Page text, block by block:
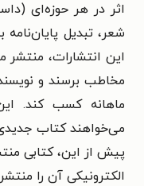
اثر در هر حوزه‌ای
شعر، تبدیل
این انتشارات،
مخاطب برسند و
ماهانه کسب کند.
می‌خواهند کتاب
پیش از این، کتابی
الکترونیکی آن را